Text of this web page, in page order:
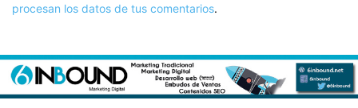
procesan los datos de tus comentarios.